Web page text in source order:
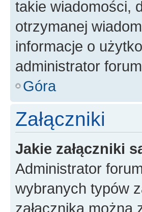
takie wiadomości,
otrzymanej
informacje o
administrator
Góra
Załączniki
Jakie załączniki
Administrator
wybranych typów
załącznika można